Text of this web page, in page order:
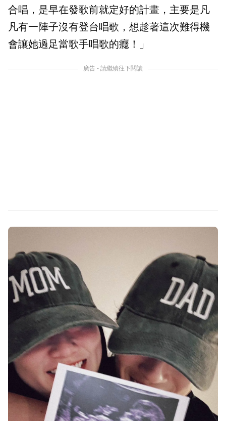
合唱，是早在發歌前就定好的計畫，主要是凡
凡有一陣子沒有登台唱歌，想趁著這次難得機
會讓她過足當歌手唱歌的癮！」
廣告 - 請繼續往下閱讀